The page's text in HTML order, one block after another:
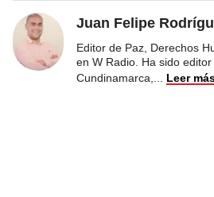
Juan Felipe
Editor de Paz, Derechos
en W Radio. Ha sido
Cundinamarca,
Leer